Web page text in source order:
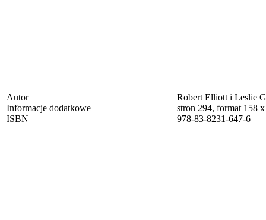
Autor
Robert Elliott i Leslie
Informacje dodatkowe
stron 294, format 158
ISBN
978-83-8231-647-6